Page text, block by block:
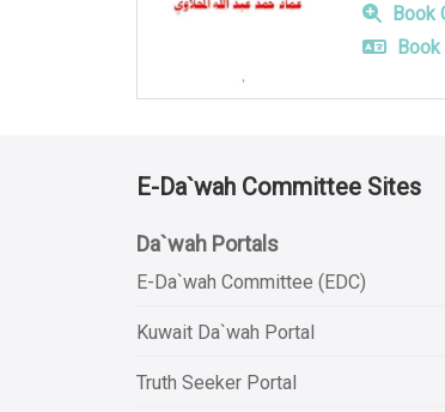
Book
Book
E-Da`wah Committee Sites
Da`wah Portals
E-Da`wah Committee (EDC)
Kuwait Da`wah Portal
Truth Seeker Portal